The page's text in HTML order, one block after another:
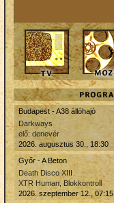
Budapest - A38 állóhajó
Darkways
elő: denevér
2026. augusztus 30., 18:30
Győr - A Beton
Death Disco XIII
XTR Human, Blokkontroll
2026. szeptember 12., 07:15